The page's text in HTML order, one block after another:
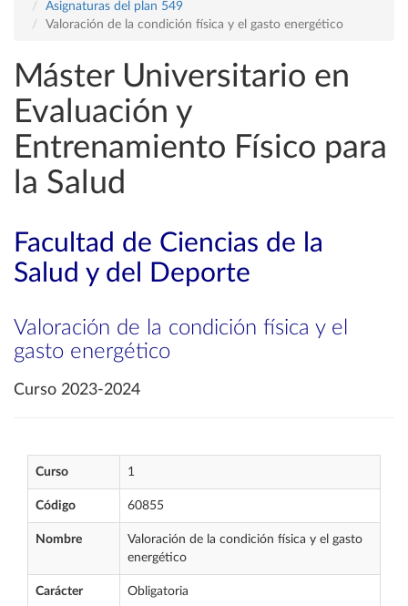
Asignaturas del plan 549
Valoración de la condición física y el gasto energético
Máster Universitario en
Evaluación y
Entrenamiento Físico para
la Salud
Facultad de Ciencias de la
Salud y del Deporte
Valoración de la condición física y el
gasto energético
Curso 2023-2024
Curso 1
Código 60855
Nombre
Valoración de la condición física y el gasto
energético
Carácter Obligatoria